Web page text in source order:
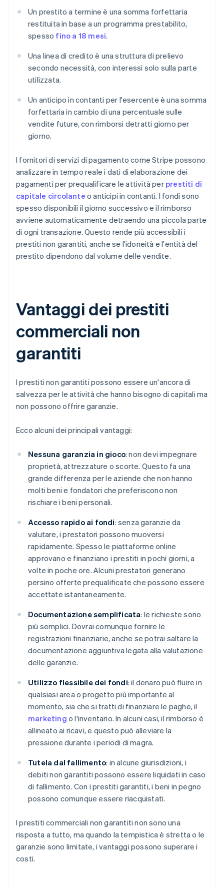
Un prestito a termine è una somma forfettaria
restituita in base a un programma prestabilito,
spesso fino a 18 mesi.
Una linea di credito è una struttura di prelievo
secondo necessità, con interessi solo sulla parte
utilizzata.
Un anticipo in contanti per l'esercente è una somma
forfettaria in cambio di una percentuale sulle
vendite future, con rimborsi detratti giorno per
giorno.
I fornitori di servizi di pagamento come Stripe possono
analizzare in tempo reale i dati di elaborazione dei
pagamenti per prequalificare le attività per prestiti di
capitale circolante o anticipi in contanti. I fondi sono
spesso disponibili il giorno successivo e il rimborso
avviene automaticamente detraendo una piccola parte
di ogni transazione. Questo rende più accessibili i
prestiti non garantiti, anche se l'idoneità e l'entità del
prestito dipendono dal volume delle vendite.
Vantaggi dei prestiti
commerciali non
garantiti
I prestiti non garantiti possono essere un'ancora di
salvezza per le attività che hanno bisogno di capitali ma
non possono offrire garanzie.
Ecco alcuni dei principali vantaggi:
Nessuna garanzia in gioco: non devi impegnare
proprietà, attrezzature o scorte. Questo fa una
grande differenza per le aziende che non hanno
molti beni e fondatori che preferiscono non
rischiare i beni personali.
Accesso rapido ai fondi: senza garanzie da
valutare, i prestatori possono muoversi
rapidamente. Spesso le piattaforme online
approvano e finanziano i prestiti in pochi giorni, a
volte in poche ore. Alcuni prestatori generano
persino offerte prequalificate che possono essere
accettate istantaneamente.
Documentazione semplificata: le richieste sono
più semplici. Dovrai comunque fornire le
registrazioni finanziarie, anche se potrai saltare la
documentazione aggiuntiva legata alla valutazione
delle garanzie.
Utilizzo flessibile dei fondi: il denaro può fluire in
qualsiasi area o progetto più importante al
momento, sia che si tratti di finanziare le paghe, il
marketing o l'inventario. In alcuni casi, il rimborso è
allineato ai ricavi, e questo può alleviare la
pressione durante i periodi di magra.
Tutela dal fallimento: in alcune giurisdizioni, i
debiti non garantiti possono essere liquidati in caso
di fallimento. Con i prestiti garantiti, i beni in pegno
possono comunque essere riacquistati.
I prestiti commerciali non garantiti non sono una
risposta a tutto, ma quando la tempistica è stretta o le
garanzie sono limitate, i vantaggi possono superare i
costi.